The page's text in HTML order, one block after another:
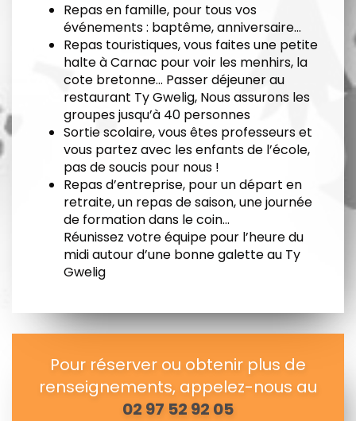
Repas en famille, pour tous vos
événements : baptême, anniversaire...
Repas touristiques, vous faites une petite
halte à Carnac pour voir les menhirs, la
cote bretonne... Passer déjeuner au
restaurant Ty Gwelig, Nous assurons les
groupes jusqu’à 40 personnes
Sortie scolaire, vous êtes professeurs et
vous partez avec les enfants de l’école,
pas de soucis pour nous !
Repas d’entreprise, pour un départ en
retraite, un repas de saison, une journée
de formation dans le coin...
Réunissez votre équipe pour l’heure du
midi autour d’une bonne galette au Ty
Gwelig
Pour réserver ou obtenir plus de
renseignements, appelez-nous au
02 97 52 92 05